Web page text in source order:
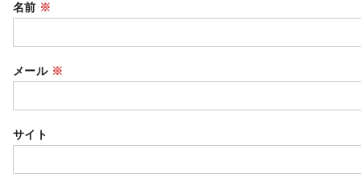
名前 ※
メール ※
サイト